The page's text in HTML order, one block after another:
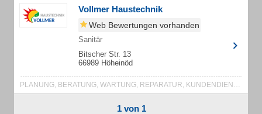
Vollmer Haustechnik
Web Bewertungen vorhanden
Sanitär
Bitscher Str. 13
66989 Höheinöd
PLANUNG, BERATUNG, WARTUNG, REPARATUR, KUNDENDIENST.
1 von 1